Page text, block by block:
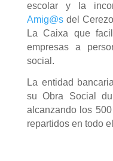
escolar y la
Amig@sdel
La Caixa que
empresas a
social.
La entidad
su Obra Social
alcanzando los
repartidos en todo